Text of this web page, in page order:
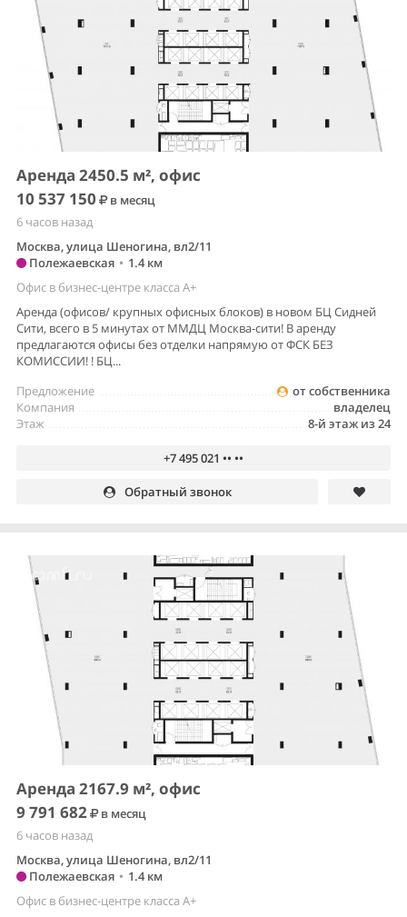
Аренда 2450.5 м², офис
10 537 150
в месяц
6 часов назад
Москва, улица Шеногина, вл2/11
Полежаевская • 1.4 км
Офис в бизнес-центре класса A+
Аренда (офисов/ крупных офисных блоков) в новом БЦ Сидней
Сити, всего в 5 минутах от ММДЦ Москва-сити! В аренду
предлагаются офисы без отделки напрямую от ФСК БЕЗ
КОМИССИИ! ! БЦ...
от собственника
Предложение
владелец
Компания
8-й этаж из 24
Этаж
+7 495 021 •• ••
Обратный звонок
Аренда 2167.9 м², офис
9 791 682
в месяц
6 часов назад
Москва, улица Шеногина, вл2/11
Полежаевская • 1.4 км
Офис в бизнес-центре класса A+